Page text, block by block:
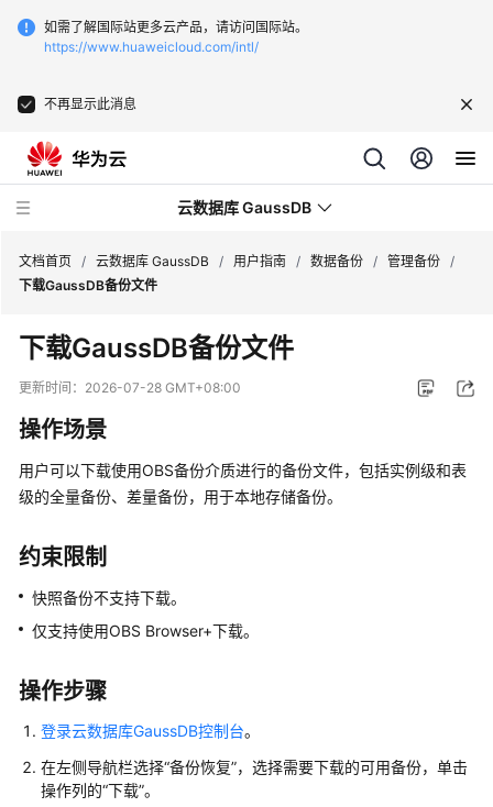
如需了解国际站更多云产品，请访问国际站。
https://www.huaweicloud.com/intl/
不再显示此消息
云数据库 GaussDB
最
新
动
务
公
品
介
计
费
明
文档首页 / 云数据库 GaussDB / 用户指南 / 数据备份 / 管理备份 /
下载GaussDB备份文件
下载GaussDB备份文件
更新时间： 2026-07-28 GMT+08:00
操作场景
用户可以下载使用OBS备份介质进行的备份文件，包括实例级和表
级的全量备份、差量备份，用于本地存储备份。
约束限制
快照备份不支持下载。
仅支持使用OBS Browser+下载。
操作步骤
登录云数据库GaussDB控制台。
在左侧导航栏选择“备份恢复”，选择需要下载的可用备份，单击
操作列的“下载”。